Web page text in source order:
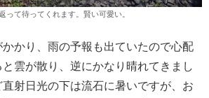
って待ってくれます。賢い可愛い。
かり、雨の予報も出ていたので心配
雲が散り、逆にかなり晴れてきまし
射日光の下は流石に暑いですが、お